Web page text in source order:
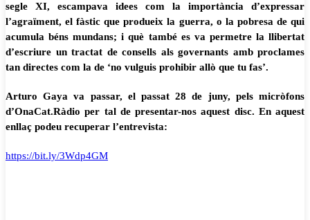
segle XI, escampava idees com la importància d’expressar
l’agraïment, el fàstic que produeix la guerra, o la pobresa de qui
acumula béns mundans; i què també es va permetre la llibertat
d’escriure un tractat de consells als governants amb proclames
tan directes com la de ‘no vulguis prohibir allò que tu fas’.
Arturo Gaya va passar, el passat 28 de juny, pels micròfons
d’OnaCat.Ràdio per tal de presentar-nos aquest disc. En aquest
enllaç podeu recuperar l’entrevista:
https://bit.ly/3Wdp4GM